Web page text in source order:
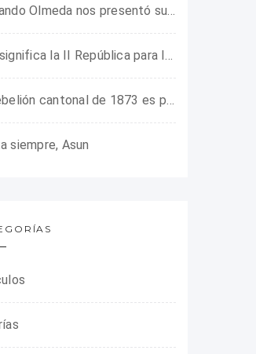
Fernando Olmeda nos presentó su último libro sobre la fotógrafa Gerda Taro
Qué significa la II República para los jóvenes de hoy
La rebelión cantonal de 1873 es protagonista en la ARMHADH
siempre, Asun